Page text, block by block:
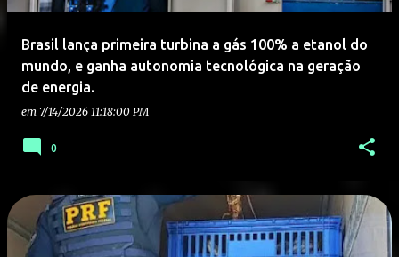
Brasil lança primeira turbina a gás 100% a etanol do
mundo, e ganha autonomia tecnológica na geração
de energia.
em 7/14/2026 11:18:00 PM
0